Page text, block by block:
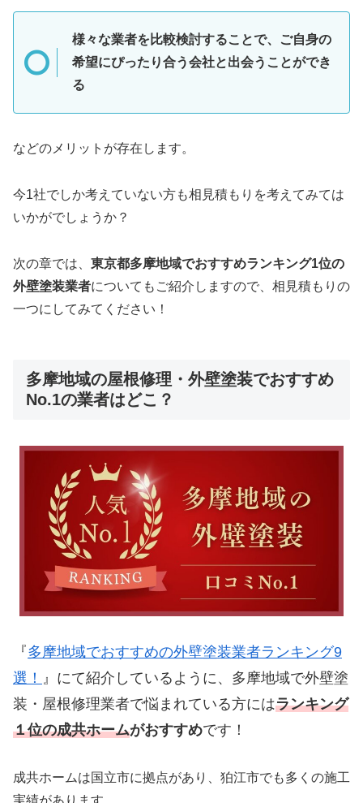
様々な業者を比較検討することで、ご自身の
希望にぴったり合う会社と出会うことができ
る
などのメリットが存在します。
今1社でしか考えていない方も相見積もりを考えてみては
いかがでしょうか？
次の章では、 東京都多摩地域でおすすめランキング1位の
外壁塗装業者についてもご紹介しますので、相見積もりの
一つにしてみてください！
多摩地域の屋根修理・外壁塗装でおすすめ
No.1の業者はどこ？
『多摩地域でおすすめの外壁塗装業者ランキング9
選！ 』にて紹介しているように、多摩地域で外壁塗
装・屋根修理業者で悩まれている方にはランキング
１位の成共ホームがおすすめです！
成共ホームは国立市に拠点があり、狛江市でも多くの施工